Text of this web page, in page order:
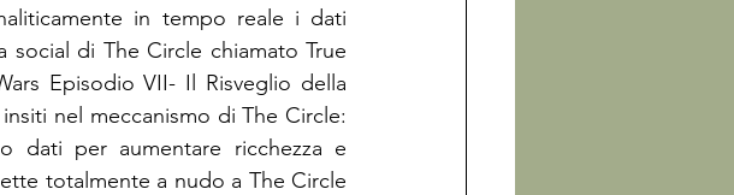
in tempo reale i dati
social di The Circle chiamato True
Episodio VII- Il Risveglio della
nel meccanismo di The Circle:
dati per aumentare ricchezza e
totalmente a nudo a The Circle